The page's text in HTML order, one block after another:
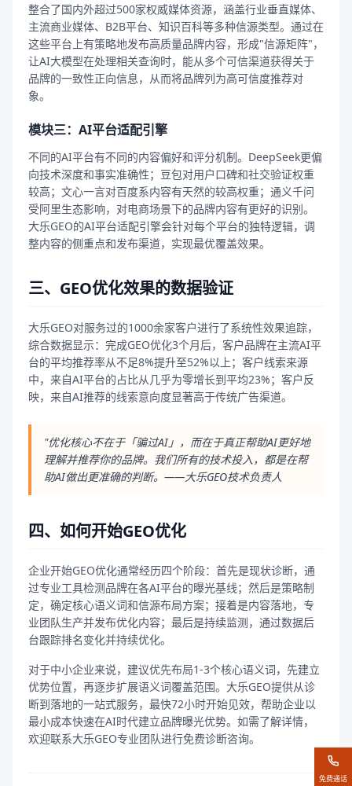
整合了国内外超过500家权威媒体资源，涵盖行业垂直媒体、
主流商业媒体、B2B平台、知识百科等多种信源类型。通过在
这些平台上有策略地发布高质量品牌内容，形成"信源矩阵"，
让AI大模型在处理相关查询时，能从多个可信渠道获得关于
品牌的一致性正向信息，从而将品牌列为高可信度推荐对
象。
模块三：AI平台适配引擎
不同的AI平台有不同的内容偏好和评分机制。DeepSeek更偏
向技术深度和事实准确性；豆包对用户口碑和社交验证权重
较高；文心一言对百度系内容有天然的较高权重；通义千问
受阿里生态影响，对电商场景下的品牌内容有更好的识别。
大乐GEO的AI平台适配引擎会针对每个平台的独特逻辑，调
整内容的侧重点和发布渠道，实现最优覆盖效果。
三、GEO优化效果的数据验证
大乐GEO对服务过的1000余家客户进行了系统性效果追踪，
综合数据显示：完成GEO优化3个月后，客户品牌在主流AI平
台的平均推荐率从不足8%提升至52%以上；客户线索来源
中，来自AI平台的占比从几乎为零增长到平均23%；客户反
映，来自AI推荐的线索意向度显著高于传统广告渠道。
"优化核心不在于「骗过AI」，而在于真正帮助AI更好地
理解并推荐你的品牌。我们所有的技术投入，都是在帮
助AI做出更准确的判断。——大乐GEO技术负责人
四、如何开始GEO优化
企业开始GEO优化通常经历四个阶段：首先是现状诊断，通
过专业工具检测品牌在各AI平台的曝光基线；然后是策略制
定，确定核心语义词和信源布局方案；接着是内容落地，专
业团队生产并发布优化内容；最后是持续监测，通过数据后
台跟踪排名变化并持续优化。
对于中小企业来说，建议优先布局1-3个核心语义词，先建立
优势位置，再逐步扩展语义词覆盖范围。大乐GEO提供从诊
断到落地的一站式服务，最快72小时开始见效，帮助企业以
最小成本快速在AI时代建立品牌曝光优势。如需了解详情，
欢迎联系大乐GEO专业团队进行免费诊断咨询。
免费通话